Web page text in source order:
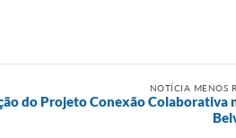
NOTÍCIA MENOS
do Projeto Conexão Colaborativa